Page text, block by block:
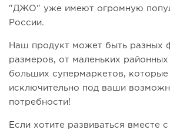
"ДЖО" уже имеют огромную
России.
Наш продукт может быть разных
размеров, от маленьких районных
больших супермаркетов,
исключительно под ваши
потребности!
Если хотите развиваться вместе